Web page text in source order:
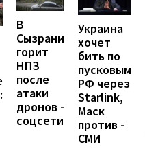
В
Сызрани
горит
НПЗ
после
атаки
дронов -
соцсети
Украина
хочет
бить по
пусковым
РФ через
Starlink,
Маск
против -
СМИ